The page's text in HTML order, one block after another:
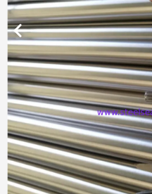
घर
उत्पादों
हमारे
बारे
2026
Yuhong
Group
Co.,Ltd.
All
Rights
Reserved.